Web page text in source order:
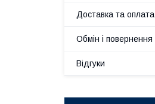
Доставка та оплата
Обмін і повернення
Відгуки